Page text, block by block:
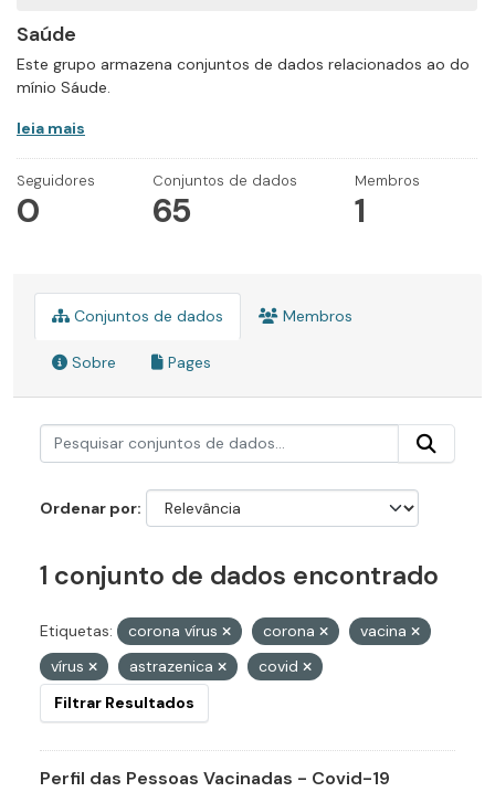
Saúde
Este grupo armazena conjuntos de dados relacionados ao do
mínio Sáude.
leia mais
Seguidores
0
Conjuntos de dados
65
Membros
1
Conjuntos de dados Membros
Sobre Pages
Ordenar por
1 conjunto de dados encontrado
Etiquetas: corona vírus corona
vacina
vírus
astrazenica
covid
Filtrar Resultados
Perfil das Pessoas Vacinadas - Covid-19